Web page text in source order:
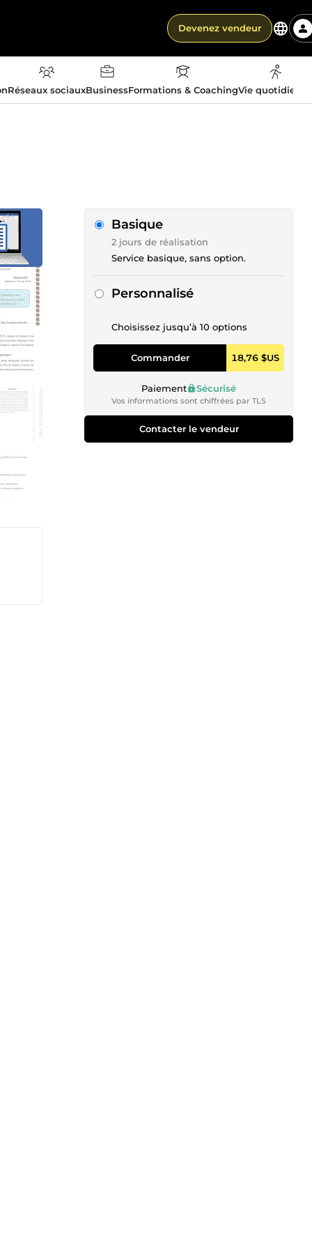
Devenez vendeur
Réseaux sociauxBusinessFormations & CoachingVie
Basique
2 jours de réalisation
Service basique, sans option.
Personnalisé
Choisissez jusqu’à 10 options
Commander 18,76 $US
Paiement Sécurisé
Vos informations sont chiffrées par TLS
Contacter le vendeur